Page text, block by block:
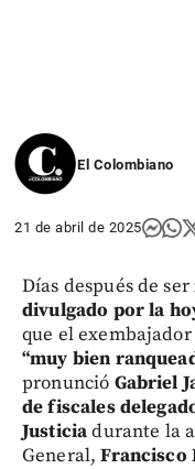
El Colombiano
21 de abril de 2025
Días después de ser
divulgado por la
que el exembajador
“muy bien
pronunció Gabriel
de fiscales
Justiciadurante la
General,Francisco